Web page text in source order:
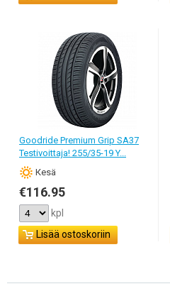
Goodride Premium Grip SA37
Testivoittaja! 255/35-19 Y...
Кesä
€116.95
kpl
Lisää ostoskoriin